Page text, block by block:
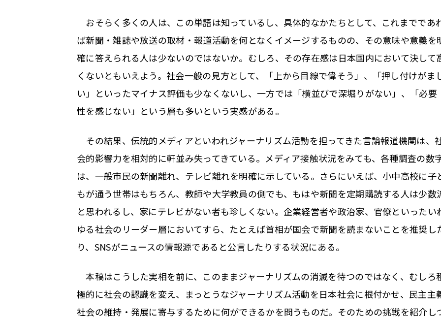
おそらく多くの人は、この単語は知っているし、具体的なかたちとして、これまでであ
ば新聞・雑誌や放送の取材・報道活動を何となくイメージするものの、その意味や意義を
確に答えられる人は少ないのではないか。むしろ、その存在感は日本国内において決して
くないともいえよう。社会一般の見方として、「上から目線で偉そう」、「押し付けがま
い」といったマイナス評価も少なくないし、一方では「横並びで深堀りがない」、「必要
性を感じない」という層も多いという実感がある。
その結果、伝統的メディアといわれジャーナリズム活動を担ってきた言論報道機関は、
会的影響力を相対的に軒並み失ってきている。メディア接触状況をみても、各種調査の数
は、一般市民の新聞離れ、テレビ離れを明確に示している。さらにいえば、小中高校に子
もが通う世帯はもちろん、教師や大学教員の側でも、もはや新聞を定期購読する人は少数
と思われるし、家にテレビがない者も珍しくない。企業経営者や政治家、官僚といったい
ゆる社会のリーダー層においてすら、たとえば首相が国会で新聞を読まないことを推奨し
り、SNSがニュースの情報源であると公言したりする状況にある。
本稿はこうした実相を前に、このままジャーナリズムの消滅を待つのではなく、むしろ
極的に社会の認識を変え、まっとうなジャーナリズム活動を日本社会に根付かせ、民主主
社会の維持・発展に寄与するために何ができるかを問うものだ。そのための挑戦を紹介し